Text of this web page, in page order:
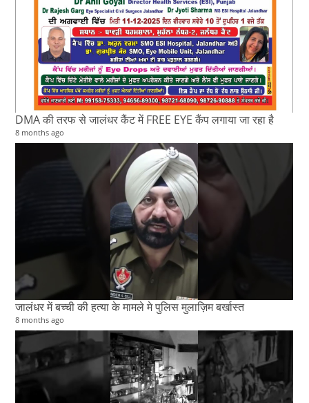
DMA की तरफ से जालंधर कैंट में FREE EYE कैंप लगाया जा रहा है
8 months ago
जालंधर में बच्ची की हत्या के मामले मे पुलिस मुलाज़िम बर्खास्त
8 months ago